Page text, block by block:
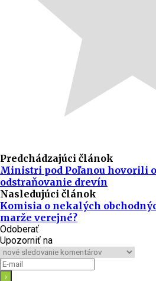
Predchádzajúci článok
Ministri pod Poľanou hovorili
odstraňovanie drevín
Nasledujúci článok
Komisia o nekalých
marže verejné?
Odoberať
Upozorniť na